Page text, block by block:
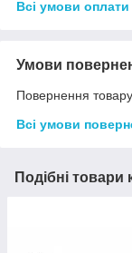
Всі умови оплати
Умови
Повернення
Всі умови
Подібні товари